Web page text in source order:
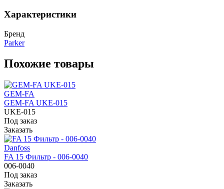
Характеристики
Бренд
Parker
Похожие товары
GEM-FA
GEM-FA UKE-015
UKE-015
Под заказ
Заказать
Danfoss
FA 15 Фильтр - 006-0040
006-0040
Под заказ
Заказать